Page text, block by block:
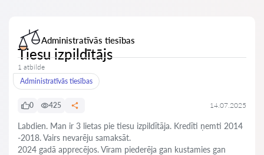
Administratīvās tiesības
Tiesu izpildītājs
1 atbilde
Administratīvās tiesības
0 425 14.07.2025
Labdien. Man ir 3 lietas pie tiesu izpildītāja. Kredīti ņemti 2014
-2018. Vairs nevarēju samaksāt.
2024 gadā apprecējos. Vīram piederēja gan kustamies gan